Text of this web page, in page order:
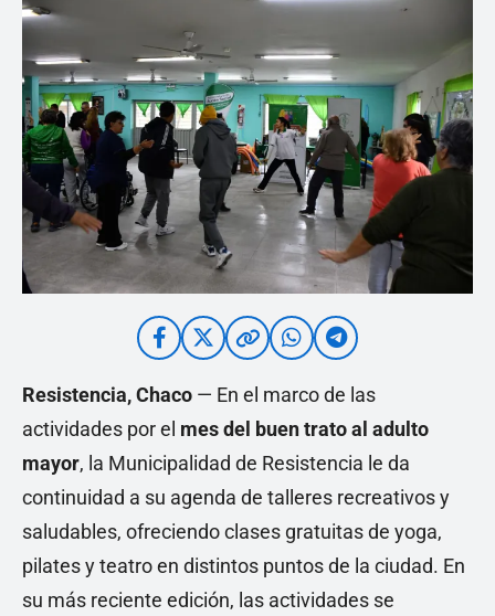
Resistencia, Chaco — En el marco de las
actividades por el mes del buen trato al adulto
mayor, la Municipalidad de Resistencia le da
continuidad a su agenda de talleres recreativos y
saludables, ofreciendo clases gratuitas de yoga,
pilates y teatro en distintos puntos de la ciudad. En
su más reciente edición, las actividades se